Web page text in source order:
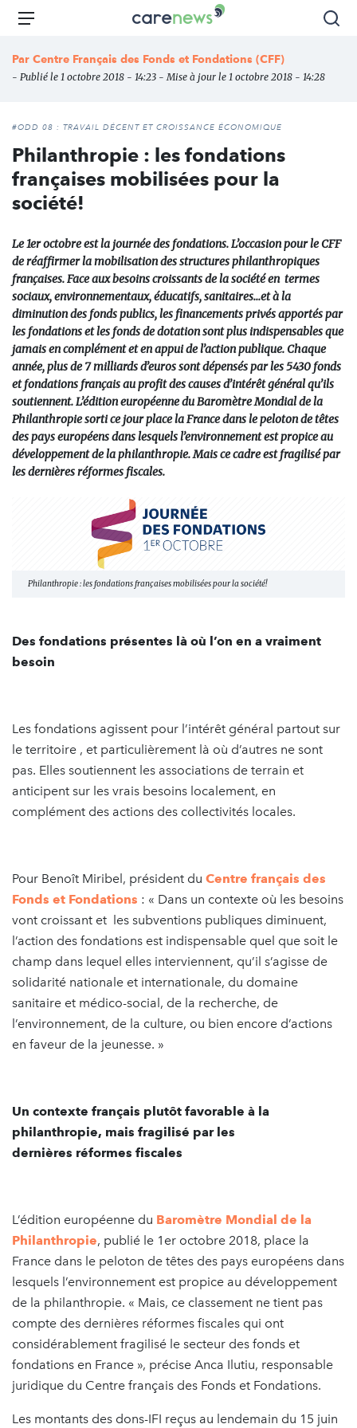
Aller
principal
Carenews,
média
des
l'engagement
Menu
Par Centre Français des Fonds et Fondations (CFF)
- Publié le 1 octobre 2018 - 14:23 - Mise à jour le 1 octobre 2018 - 14:28
#ODD 08 : TRAVAIL DÉCENT ET CROISSANCE ÉCONOMIQUE
Philanthropie : les fondations
françaises mobilisées pour la
société!
Le 1er octobre est la journée des fondations. L’occasion pour le CFF
de réaffirmer la mobilisation des structures philanthropiques
françaises. Face aux besoins croissants de la société en termes
sociaux, environnementaux, éducatifs, sanitaires...et à la
diminution des fonds publics, les financements privés apportés par
les fondations et les fonds de dotation sont plus indispensables que
jamais en complément et en appui de l’action publique. Chaque
année, plus de 7 milliards d’euros sont dépensés par les 5430 fonds
et fondations français au profit des causes d’intérêt général qu’ils
soutiennent. L’édition européenne du Baromètre Mondial de la
Philanthropie sorti ce jour place la France dans le peloton de têtes
des pays européens dans lesquels l’environnement est propice au
développement de la philanthropie. Mais ce cadre est fragilisé par
les dernières réformes fiscales.
Philanthropie : les fondations françaises mobilisées pour la société!
Des fondations présentes là où l’on en a vraiment
besoin
Les fondations agissent pour l’intérêt général partout sur
le territoire , et particulièrement là où d’autres ne sont
pas. Elles soutiennent les associations de terrain et
anticipent sur les vrais besoins localement, en
complément des actions des collectivités locales.
Pour Benoît Miribel, président du Centre français des
Fonds et Fondations : « Dans un contexte où les besoins
vont croissant et les subventions publiques diminuent,
l’action des fondations est indispensable quel que soit le
champ dans lequel elles interviennent, qu’il s’agisse de
solidarité nationale et internationale, du domaine
sanitaire et médico-social, de la recherche, de
l’environnement, de la culture, ou bien encore d’actions
en faveur de la jeunesse. »
Un contexte français plutôt favorable à la
philanthropie, mais fragilisé par les
dernières réformes fiscales
L’édition européenne du Baromètre Mondial de la
Philanthropie, publié le 1er octobre 2018, place la
France dans le peloton de têtes des pays européens dans
lesquels l’environnement est propice au développement
de la philanthropie. « Mais, ce classement ne tient pas
compte des dernières réformes fiscales qui ont
considérablement fragilisé le secteur des fonds et
fondations en France », précise Anca Ilutiu, responsable
juridique du Centre français des Fonds et Fondations.
Les montants des dons-IFI reçus au lendemain du 15 juin